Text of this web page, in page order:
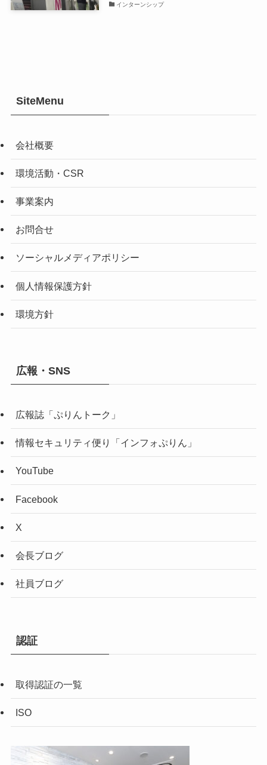
インターンシップ
SiteMenu
会社概要
環境活動・CSR
事業案内
お問合せ
ソーシャルメディアポリシー
個人情報保護方針
環境方針
広報・SNS
広報誌「ぷりんトーク」
情報セキュリティ便り「インフォぷりん」
YouTube
Facebook
X
会長ブログ
社員ブログ
認証
取得認証の一覧
ISO